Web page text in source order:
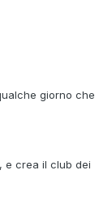
giorno che
e crea il club dei